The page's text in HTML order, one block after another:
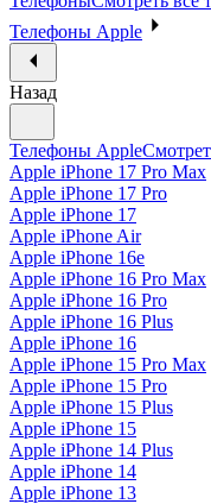
Телефоны Apple
Назад
Телефоны Apple
Apple iPhone 17 Pro Max
Apple iPhone 17 Pro
Apple iPhone 17
Apple iPhone Air
Apple iPhone 16e
Apple iPhone 16 Pro Max
Apple iPhone 16 Pro
Apple iPhone 16 Plus
Apple iPhone 16
Apple iPhone 15 Pro Max
Apple iPhone 15 Pro
Apple iPhone 15 Plus
Apple iPhone 15
Apple iPhone 14 Plus
Apple iPhone 14
Apple iPhone 13